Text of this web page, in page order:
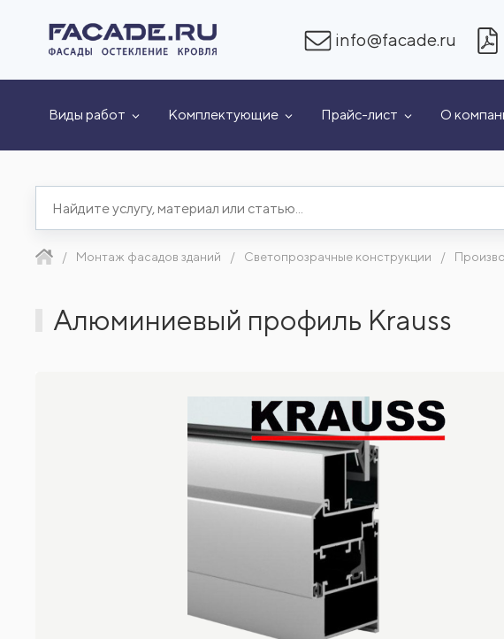
info@facade.ru
Виды работ Комплектующие Прайс-лист О
Монтаж фасадов зданий Светопрозрачные конструкции
Алюминиевый профиль Krauss